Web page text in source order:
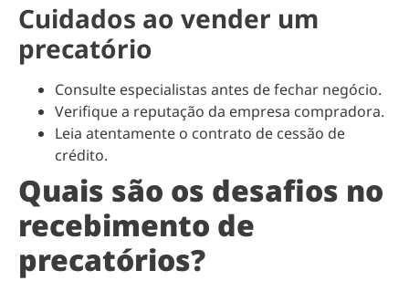
Cuidados ao vender um
precatório
Consulte especialistas antes de fechar negócio.
Verifique a reputação da empresa compradora.
Leia atentamente o contrato de cessão de
crédito.
Quais são os desafios no
recebimento de
precatórios?